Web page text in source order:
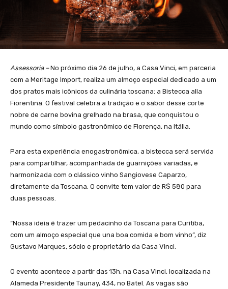
Assessoria –No próximo dia 26 de julho, a Casa Vinci, em parceria
com a Meritage Import, realiza um almoço especial dedicado a um
dos pratos mais icônicos da culinária toscana: a Bistecca alla
Fiorentina. O festival celebra a tradição e o sabor desse corte
nobre de carne bovina grelhado na brasa, que conquistou o
mundo como símbolo gastronômico de Florença, na Itália.
Para esta experiência enogastronômica, a bistecca será servida
para compartilhar, acompanhada de guarnições variadas, e
harmonizada com o clássico vinho Sangiovese Caparzo,
diretamente da Toscana. O convite tem valor de R$ 580 para
duas pessoas.
“Nossa ideia é trazer um pedacinho da Toscana para Curitiba,
com um almoço especial que una boa comida e bom vinho”, diz
Gustavo Marques, sócio e proprietário da Casa Vinci.
O evento acontece a partir das 13h, na Casa Vinci, localizada na
Alameda Presidente Taunay, 434, no Batel. As vagas são